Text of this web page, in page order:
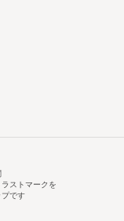
ラストマークを
プです